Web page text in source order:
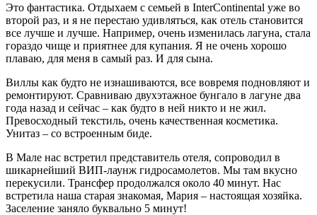
Это фантастика. Отдыхаем с семьей в InterContinental уже во
второй раз, и я не перестаю удивляться, как отель становится
все лучше и лучше. Например, очень изменилась лагуна, стала
гораздо чище и приятнее для купания. Я не очень хорошо
плаваю, для меня в самый раз. И для сына.
Виллы как будто не изнашиваются, все вовремя подновляют и
ремонтируют. Сравниваю двухэтажное бунгало в лагуне два
года назад и сейчас – как будто в ней никто и не жил.
Превосходный текстиль, очень качественная косметика.
Унитаз – со встроенным биде.
В Мале нас встретил представитель отеля, сопроводил в
шикарнейший ВИП-лаунж гидросамолетов. Мы там вкусно
перекусили. Трансфер продолжался около 40 минут. Нас
встретила наша старая знакомая, Мария – настоящая хозяйка.
Заселение заняло буквально 5 минут!